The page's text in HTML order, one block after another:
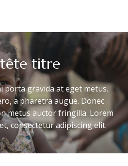
titre
porta gravida at eget metus.
a pharetra augue. Donec
metus auctor fringilla. Lorem
consectetur adipiscing elit.